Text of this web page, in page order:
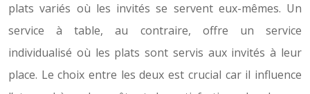
plats variés où les invités se servent eux-mêmes. Un
service à table, au contraire, offre un service
individualisé où les plats sont servis aux invités à leur
place. Le choix entre les deux est crucial car il influence